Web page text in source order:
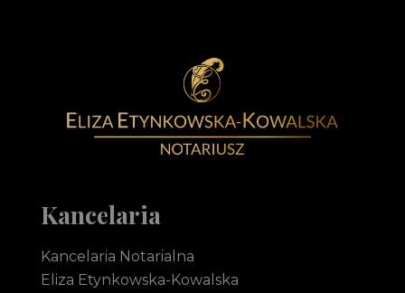
Kancelaria
Kancelaria Notarialna
Eliza Etynkowska-Kowalska